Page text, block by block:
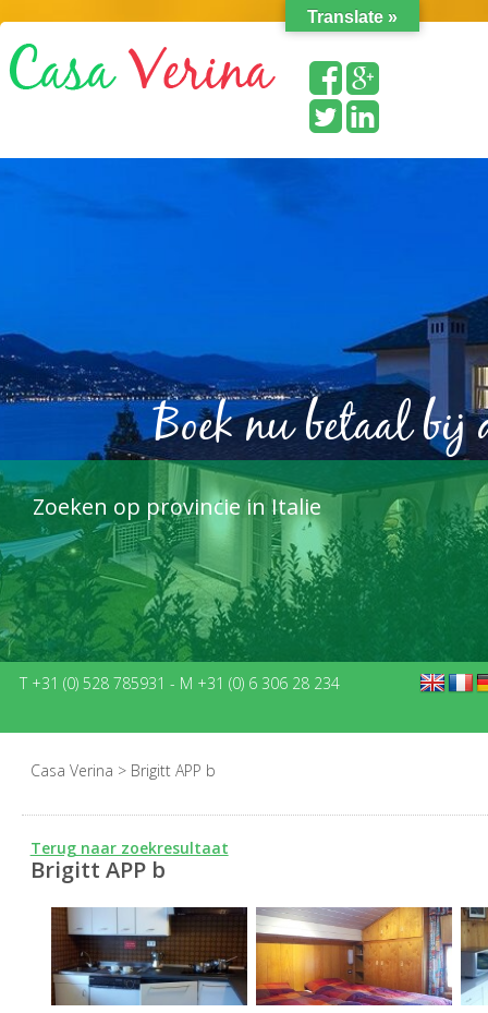
Zoeken op provincie in Italie
Boek nu betaal bij
T +31 (0) 528 785931 - M +31 (0) 6 306 28 234
Casa Verina > Brigitt APP b
Terug naar zoekresultaat
Brigitt APP b
Translate »